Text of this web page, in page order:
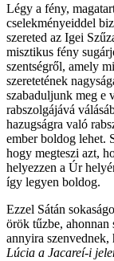
Légy a fény,
cselekményeiddel
szereted az Igei
misztikus fény
szentségről, amely
szeretetének
szabaduljunk meg e
rabszolgájává
hazugságra való
ember boldog lehet.
hogy megteszi azt,
helyezzen a Úr
így legyen boldog.
Ezzel Sátán
örök tűzbe,
annyira
Lúcia a Jacareí-i